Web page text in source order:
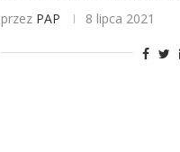
przez PAP 8 lipca 2021